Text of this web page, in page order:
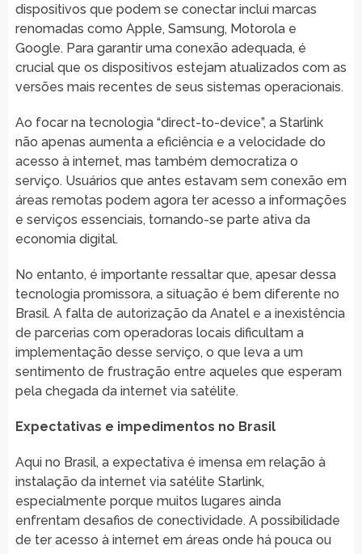
dispositivos que podem se conectar inclui marcas
renomadas como Apple, Samsung, Motorola e
Google. Para garantir uma conexão adequada, é
crucial que os dispositivos estejam atualizados com as
versões mais recentes de seus sistemas operacionais.
Ao focar na tecnologia “direct-to-device”, a Starlink
não apenas aumenta a eficiência e a velocidade do
acesso à internet, mas também democratiza o
serviço. Usuários que antes estavam sem conexão em
áreas remotas podem agora ter acesso a informações
e serviços essenciais, tornando-se parte ativa da
economia digital.
No entanto, é importante ressaltar que, apesar dessa
tecnologia promissora, a situação é bem diferente no
Brasil. A falta de autorização da Anatel e a inexistência
de parcerias com operadoras locais dificultam a
implementação desse serviço, o que leva a um
sentimento de frustração entre aqueles que esperam
pela chegada da internet via satélite.
Expectativas e impedimentos no Brasil
Aqui no Brasil, a expectativa é imensa em relação à
instalação da internet via satélite Starlink,
especialmente porque muitos lugares ainda
enfrentam desafios de conectividade. A possibilidade
de ter acesso à internet em áreas onde há pouca ou